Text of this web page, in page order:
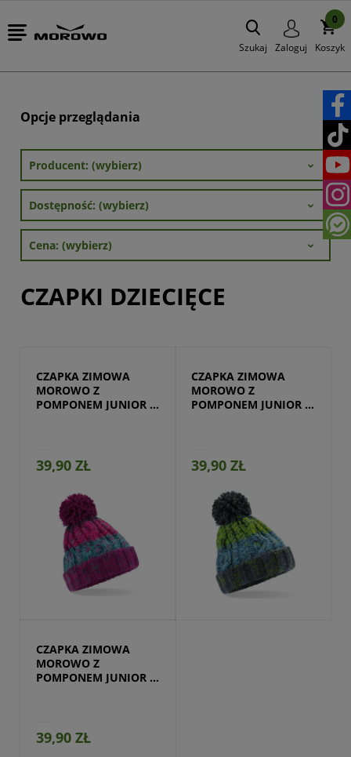
Szukaj Zaloguj Koszyk
0
Opcje przeglądania
Producent: (wybierz)
Dostępność: (wybierz)
Cena: (wybierz)
CZAPKI DZIECIĘCE
CZAPKA ZIMOWA
MOROWO Z
POMPONEM JUNIOR
39,90 ZŁ
CZAPKA ZIMOWA
MOROWO Z
POMPONEM JUNIOR
39,90 ZŁ
CZAPKA ZIMOWA
MOROWO Z
POMPONEM JUNIOR
39,90 ZŁ